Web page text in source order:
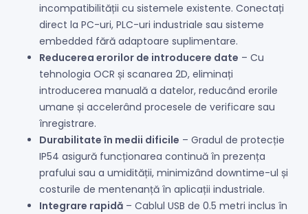
incompatibilității cu sistemele existente. Conectați
direct la PC-uri, PLC-uri industriale sau sisteme
embedded fără adaptoare suplimentare.
Reducerea erorilor de introducere date – Cu
tehnologia OCR și scanarea 2D, eliminați
introducerea manuală a datelor, reducând erorile
umane și accelerând procesele de verificare sau
înregistrare.
Durabilitate în medii dificile – Gradul de protecție
IP54 asigură funcționarea continuă în prezența
prafului sau a umidității, minimizând downtime-ul și
costurile de mentenanță în aplicații industriale.
Integrare rapidă – Cablul USB de 0.5 metri inclus în